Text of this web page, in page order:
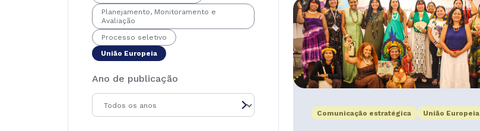
Planejamento, Monitoramento e
Avaliação
Processo seletivo
União Europeia
Ano de publicação
Comunicação estratégica União Europeia